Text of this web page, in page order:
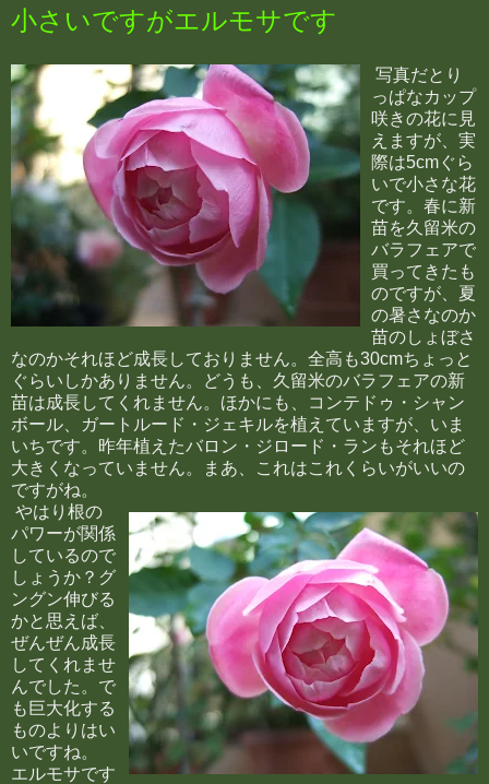
小さいですがエルモサです
写真だとり
っぱなカップ
咲きの花に見
えますが、実
際は5cmぐら
いで小さな花
です。春に新
苗を久留米の
バラフェアで
買ってきたも
のですが、夏
の暑さなのか
苗のしょぼさ
なのかそれほど成長しておりません。全高も30cmちょっと
ぐらいしかありません。どうも、久留米のバラフェアの新
苗は成長してくれません。ほかにも、コンテドゥ・シャン
ボール、ガートルード・ジェキルを植えていますが、いま
いちです。昨年植えたバロン・ジロード・ランもそれほど
大きくなっていません。まあ、これはこれくらいがいいの
ですがね。
やはり根の
パワーが関係
しているので
しょうか？グ
ングン伸びる
かと思えば、
ぜんぜん成長
してくれませ
んでした。で
も巨大化する
ものよりはい
いですね。
エルモサです